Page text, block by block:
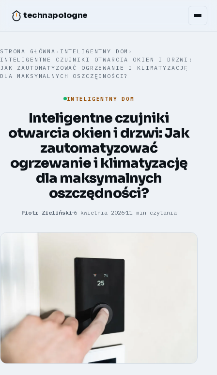
technapologne
STRONA GŁÓWNA › INTELIGENTNY DOM ›
INTELIGENTNE CZUJNIKI OTWARCIA OKIEN I DRZWI:
JAK ZAUTOMATYZOWAĆ OGRZEWANIE I KLIMATYZACJĘ
DLA MAKSYMALNYCH OSZCZĘDNOŚCI?
INTELIGENTNY DOM
Inteligentne czujniki
otwarcia okien i drzwi: Jak
zautomatyzować
ogrzewanie i klimatyzację
dla maksymalnych
oszczędności?
Piotr Zieliński 6 kwietnia 2026 11 min czytania